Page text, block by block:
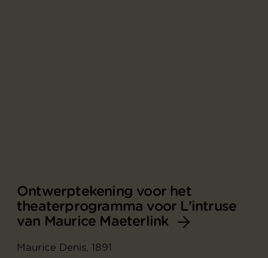
Ontwerptekening voor het
theaterprogramma voor L'intruse
van Maurice Maeterlink
Maurice Denis, 1891